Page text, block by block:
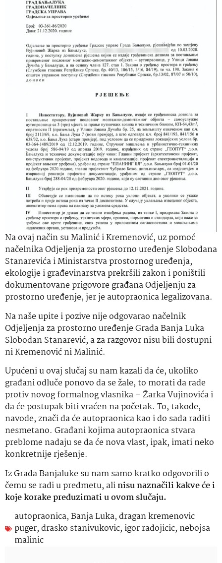
Na ovaj način su Malinić i Kremenović, uz pomoć
načelnika Odjeljenja za prostorno uređenje Slobodana
Stanarevića i Ministarstva prostornog uređenja,
ekologije i građevinarstva prekršili zakon i poništili
dokumentovane prigovore građana Odjeljenju za
prostorno uređenje, jer je autopraonica legalizovana.
Na naše upite i pozive nije odgovarao načelnik
Odjeljenja za prostorno uređenje Grada Banja Luka
Slobodan Stanarević, a za razgovor nisu bili dostupni
ni Kremenović ni Malinić.
Upućeni u ovaj slučaj su nam kazali da će, ukoliko
građani odluče ponovo da se žale, to morati da rade
protiv novog formalnog vlasnika – Žarka Vujinovića i
da će postupak biti vraćen na početak. To, takođe,
navode, znači da će autopraonica kao i do sada raditi
nesmetano. Građani kojima autopraonica stvara
preblome nadaju se da će nova vlast, ipak, imati neko
konkretnije rješenje.
Iz Grada Banjaluke su nam samo kratko odgovorili o
čemu se radi u predmetu, alinisu naznačili kakve će i
koje korake preduzimati u ovom slučaju.
autopraonica,Banja Luka,dragan kremenovic
puger,drasko stanivukovic, igor radojicic, nebojsa
malinic